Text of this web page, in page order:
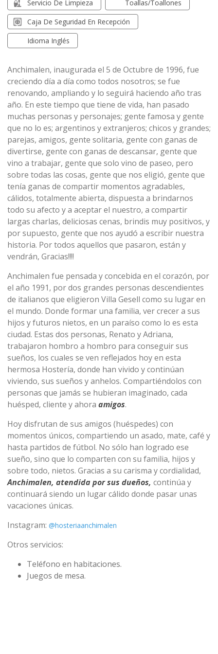
Servicio De Limpieza Toallas/toallones
Caja De Seguridad En Recepción
Idioma Inglés
Anchimalen, inaugurada el 5 de Octubre de 1996, fue
creciendo día a día como todos nosotros; se fue
renovando, ampliando y lo seguirá haciendo año tras
año. En este tiempo que tiene de vida, han pasado
muchas personas y personajes; gente famosa y gente
que no lo es; argentinos y extranjeros; chicos y grandes;
parejas, amigos, gente solitaria, gente con ganas de
divertirse, gente con ganas de descansar, gente que
vino a trabajar, gente que solo vino de paseo, pero
sobre todas las cosas, gente que nos eligió, gente que
tenía ganas de compartir momentos agradables,
cálidos, totalmente abierta, dispuesta a brindarnos
todo su afecto y a aceptar el nuestro, a compartir
largas charlas, deliciosas cenas, brindis muy positivos, y
por supuesto, gente que nos ayudó a escribir nuestra
historia. Por todos aquellos que pasaron, están y
vendrán, Gracias!!!!
Anchimalen fue pensada y concebida en el corazón, por
el año 1991, por dos grandes personas descendientes
de italianos que eligieron Villa Gesell como su lugar en
el mundo. Donde formar una familia, ver crecer a sus
hijos y futuros nietos, en un paraíso como lo es esta
ciudad. Estas dos personas, Renato y Adriana,
trabajaron hombro a hombro para conseguir sus
sueños, los cuales se ven reflejados hoy en esta
hermosa Hostería, donde han vivido y continúan
viviendo, sus sueños y anhelos. Compartiéndolos con
personas que jamás se hubieran imaginado, cada
huésped, cliente y ahora amigos.
Hoy disfrutan de sus amigos (huéspedes) con
momentos únicos, compartiendo un asado, mate, café y
hasta partidos de fútbol. No sólo han logrado ese
sueño, sino que lo comparten con su familia, hijos y
sobre todo, nietos. Gracias a su carisma y cordialidad,
Anchimalen, atendida por sus dueños, continúa y
continuará siendo un lugar cálido donde pasar unas
vacaciones únicas.
Instagram: @hosteriaanchimalen
Otros servicios:
Teléfono en habitaciones.
Juegos de mesa.